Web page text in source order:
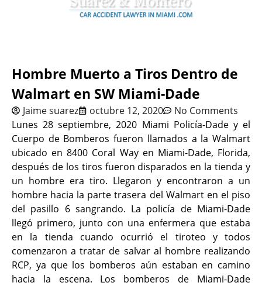
Hombre Muerto a Tiros Dentro de
Walmart en SW Miami-Dade
Jaime suarez octubre 12, 2020
No Comments
Lunes 28 septiembre, 2020 Miami Policía-Dade y el
Cuerpo de Bomberos fueron llamados a la Walmart
ubicado en 8400 Coral Way en Miami-Dade, Florida,
después de los tiros fueron disparados en la tienda y
un hombre era tiro. Llegaron y encontraron a un
hombre hacia la parte trasera del Walmart en el piso
del pasillo 6 sangrando. La policía de Miami-Dade
llegó primero, junto con una enfermera que estaba
en la tienda cuando ocurrió el tiroteo y todos
comenzaron a tratar de salvar al hombre realizando
RCP, ya que los bomberos aún estaban en camino
hacia la escena. Los bomberos de Miami-Dade